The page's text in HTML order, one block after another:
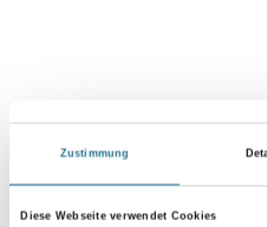
Zustimmung
Diese Webseite verwendet Cookies
VIELLEICHT